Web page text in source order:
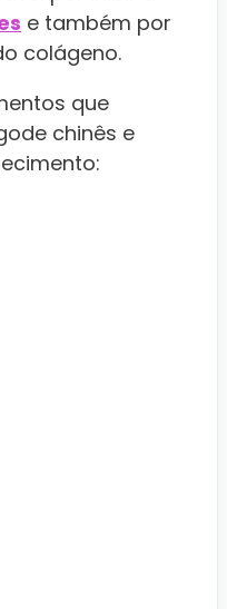
e também por
colágeno.
que
chinês e